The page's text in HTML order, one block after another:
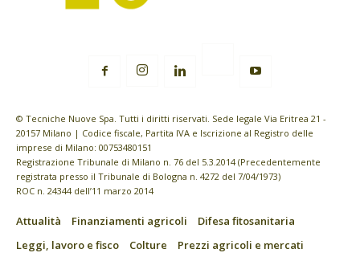
© Tecniche Nuove Spa. Tutti i diritti riservati. Sede legale Via Eritrea 21 -
20157 Milano | Codice fiscale, Partita IVA e Iscrizione al Registro delle
imprese di Milano: 00753480151
Registrazione Tribunale di Milano n. 76 del 5.3.2014 (Precedentemente
registrata presso il Tribunale di Bologna n. 4272 del 7/04/1973)
ROC n. 24344 dell’11 marzo 2014
Attualità Finanziamenti agricoli
Difesa fitosanitaria
Leggi, lavoro e fisco
Colture
Prezzi agricoli e mercati